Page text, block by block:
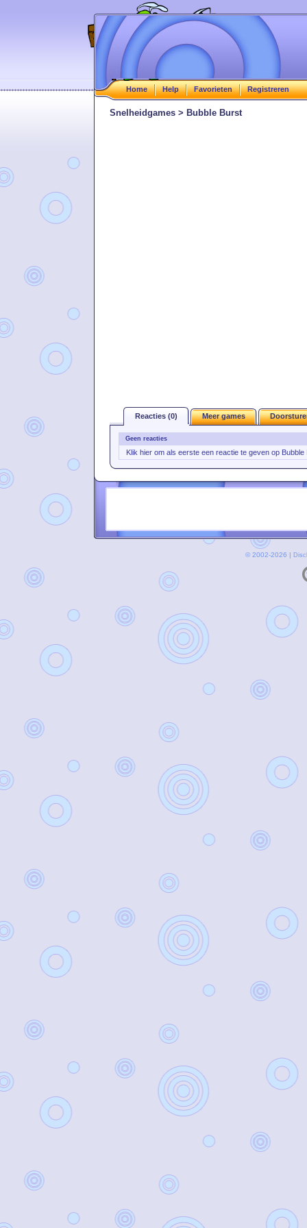
Home Help Favorieten Registreren
Snelheidgames > Bubble Burst
Reacties (0) Meer games
Geen reacties
Klik hier om als eerste een reactie te geven op Bubble
© 2002-2026 |